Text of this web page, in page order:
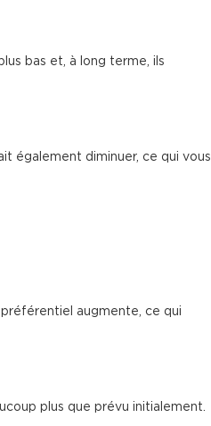
bas et, à long terme, ils
également diminuer, ce qui vous
augmente, ce qui
plus que prévu initialement.